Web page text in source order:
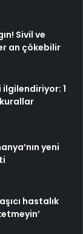
Sivil ve
an çökebilir
ilgilendiriyor: 1
yeni
hastalık